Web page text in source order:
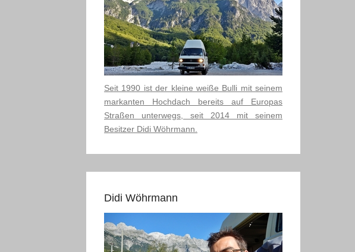
Seit 1990 ist der kleine weiße Bulli mit seinem
markanten Hochdach bereits auf Europas
Straßen unterwegs, seit 2014 mit seinem
Besitzer Didi Wöhrmann.
Didi Wöhrmann